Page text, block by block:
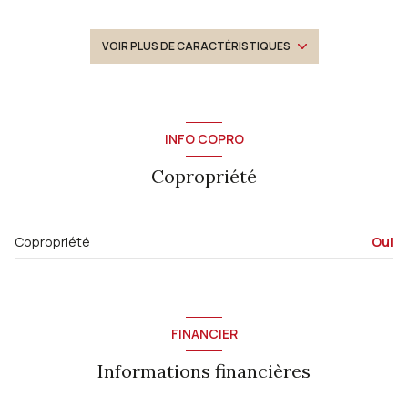
2 côté(s) mitoyen(s)
visiophone
VOIR PLUS DE CARACTÉRISTIQUES
INFO COPRO
Copropriété
Copropriété Oui
FINANCIER
Informations financières